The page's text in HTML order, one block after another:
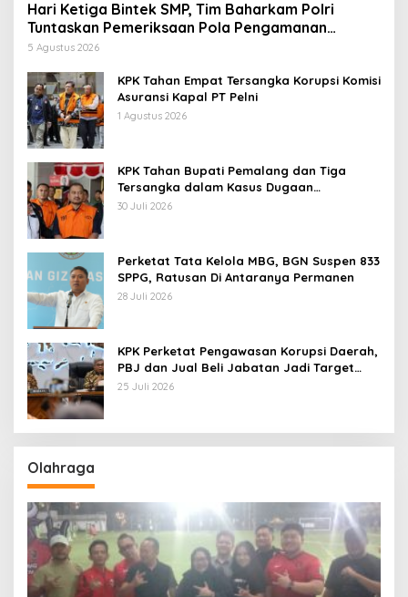
Hari Ketiga Bintek SMP, Tim Baharkam Polri
Tuntaskan Pemeriksaan Pola Pengamanan
Pertamina Patra Niaga Jabar
5 Agustus 2026
KPK Tahan Empat Tersangka Korupsi Komisi
Asuransi Kapal PT Pelni
1 Agustus 2026
KPK Tahan Bupati Pemalang dan Tiga
Tersangka dalam Kasus Dugaan
Pemerasan
30 Juli 2026
Perketat Tata Kelola MBG, BGN Suspen 833
SPPG, Ratusan Di Antaranya Permanen
28 Juli 2026
KPK Perketat Pengawasan Korupsi Daerah,
PBJ dan Jual Beli Jabatan Jadi Target
Utama
25 Juli 2026
Olahraga